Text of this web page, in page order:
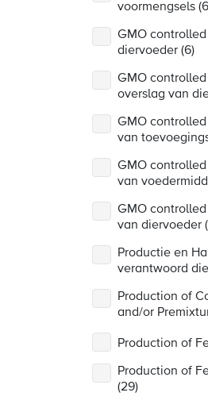
voormengsels
GMO
diervoeder (6)
GMO
overslag van
GMO
van
GMO
van
GMO
van diervoeder
Productie en
verantwoord
Production of
and/or
Production of
Production of
(29)